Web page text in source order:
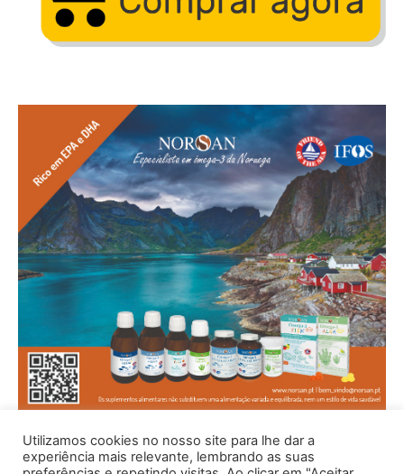
Utilizamos cookies no nosso site para lhe dar a
experiência mais relevante, lembrando as suas